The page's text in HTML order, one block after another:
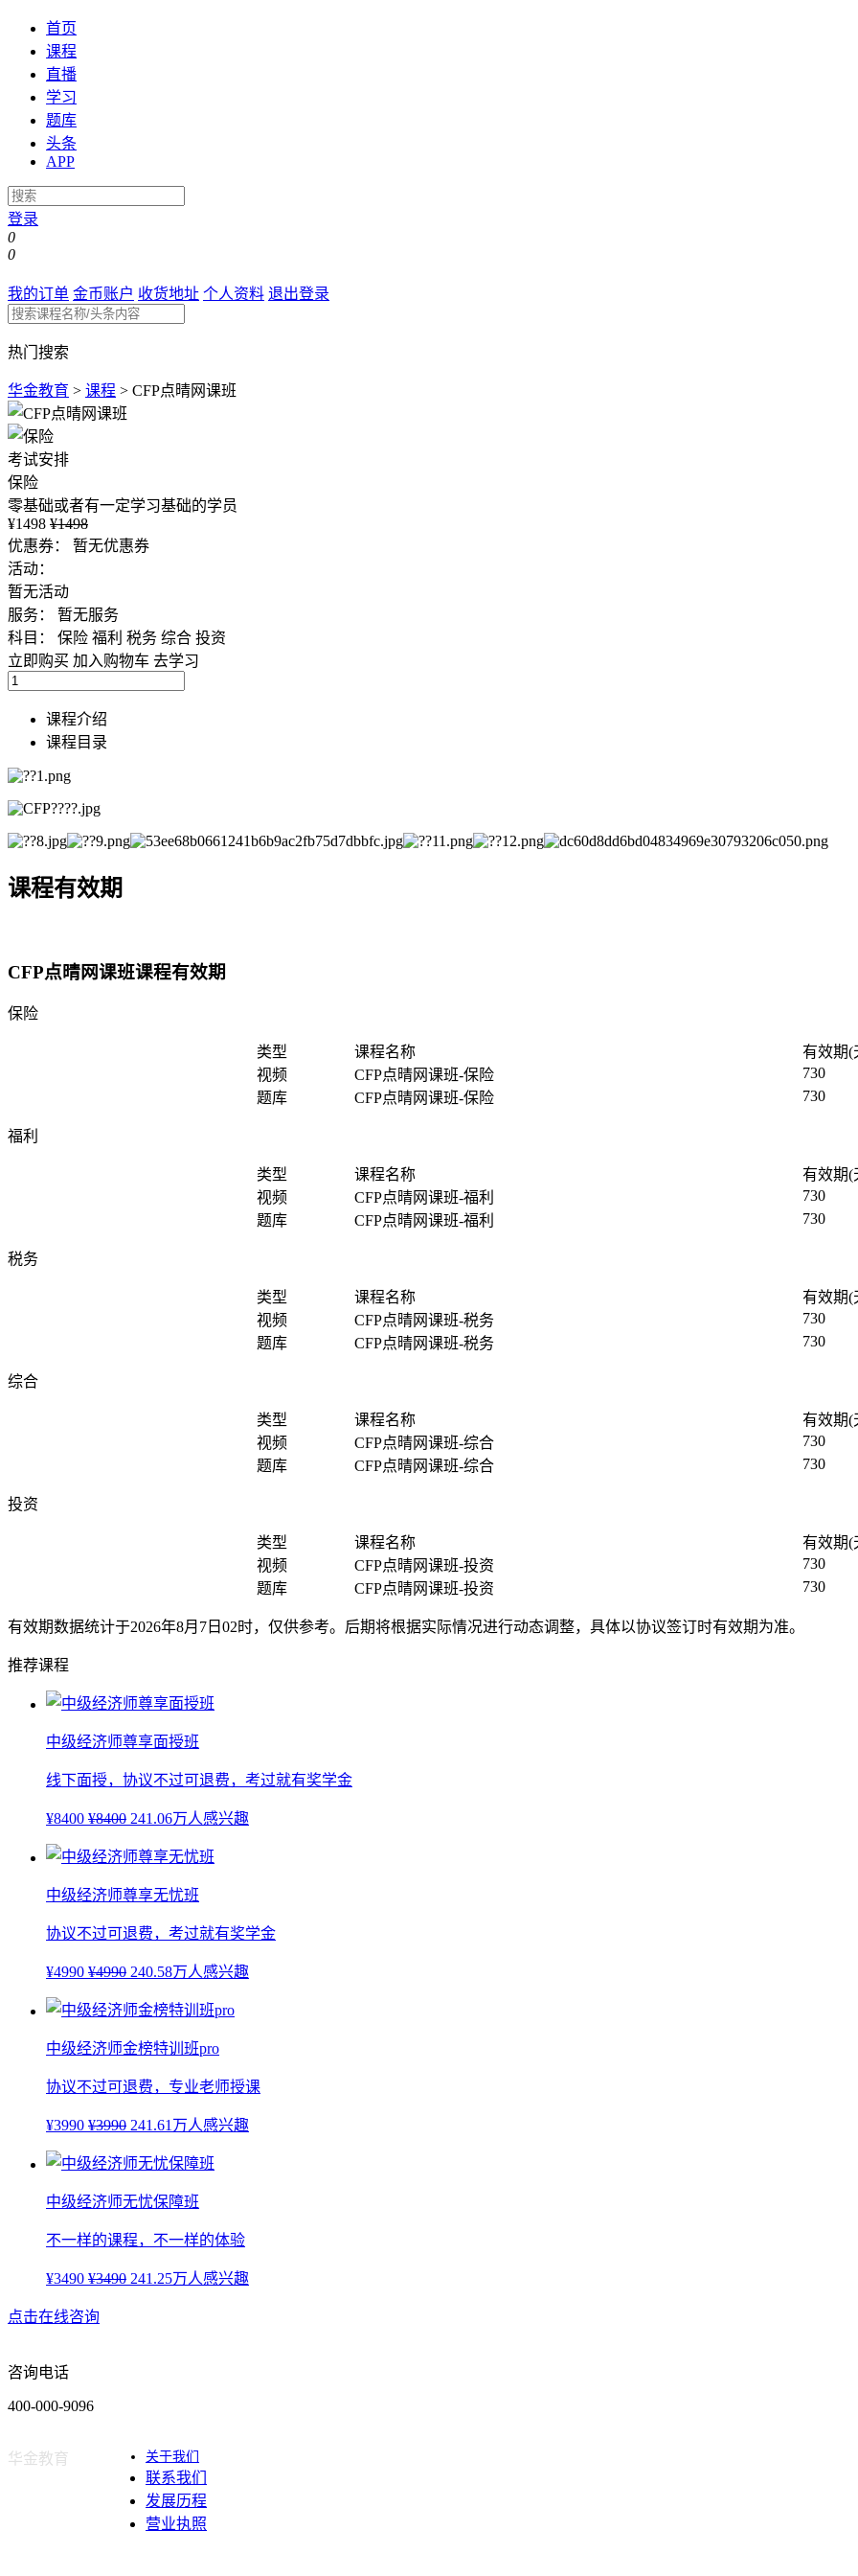
首页
课程
直播
学习
题库
头条
APP
登录
0
0
我的订单 金币账户 收货地址 个人资料 退出登录
热门搜索
华金教育 > 课程 > CFP点晴网课班
考试安排
保险
零基础或者有一定学习基础的学员
¥1498 ¥1498
优惠券：
暂无优惠券
活动：
暂无活动
服务：
暂无服务
科目：
保险 福利 税务 综合 投资
立即购买 加入购物车 去学习
课程介绍
课程目录
课程有效期
CFP点晴网课班课程有效期
保险
类型 课程名称
有效期(
视频
CFP点晴网课班-保险
730
题库
CFP点晴网课班-保险 730
福利
类型 课程名称
有效期(
视频
CFP点晴网课班-福利
730
题库
CFP点晴网课班-福利 730
税务
类型 课程名称
有效期(
视频
CFP点晴网课班-税务
730
题库
CFP点晴网课班-税务 730
综合
类型 课程名称
有效期(
视频
CFP点晴网课班-综合
730
题库
CFP点晴网课班-综合 730
投资
类型 课程名称
有效期(
视频
CFP点晴网课班-投资
730
题库
CFP点晴网课班-投资 730
有效期数据统计于2026年8月7日02时，仅供参考。后期将根据实际情况进行动态调整，具体以协议签订时有效期为准。
推荐课程
中级经济师尊享面授班
线下面授，协议不过可退费，考过就有奖学金
¥8400 ¥8400 241.06万人感兴趣
中级经济师尊享无忧班
协议不过可退费，考过就有奖学金
¥4990 ¥4990 240.58万人感兴趣
中级经济师金榜特训班pro
协议不过可退费，专业老师授课
¥3990 ¥3990 241.61万人感兴趣
中级经济师无忧保障班
不一样的课程，不一样的体验
¥3490 ¥3490 241.25万人感兴趣
点击在线咨询
咨询电话
400-000-9096
华金教育 关于我们
联系我们
发展历程
营业执照